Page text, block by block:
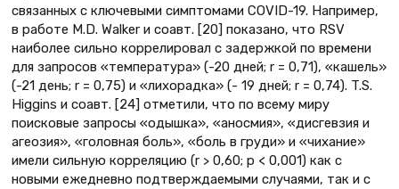
связанных с ключевыми симптомами COVID-19. Например,
в работе M.D. Walker и соавт. [20] показано, что RSV
наиболее сильно коррелировал с задержкой по времени
для запросов «температура» (-20 дней; r = 0,71), «кашель»
(-21 день; r = 0,75) и «лихорадка» (- 19 дней; r = 0,74). T.S.
Higgins и соавт. [24] отметили, что по всему миру
поисковые запросы «одышка», «аносмия», «дисгевзия и
агеозия», «головная боль», «боль в груди» и «чихание»
имели сильную корреляцию (r > 0,60; p < 0,001) как с
новыми ежедневно подтверждаемыми случаями, так и с